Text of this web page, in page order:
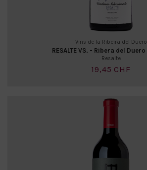
Vins de la Ribeira del Duero
RESALTE VS. - Ribera del
Resalte
19,45 CHF